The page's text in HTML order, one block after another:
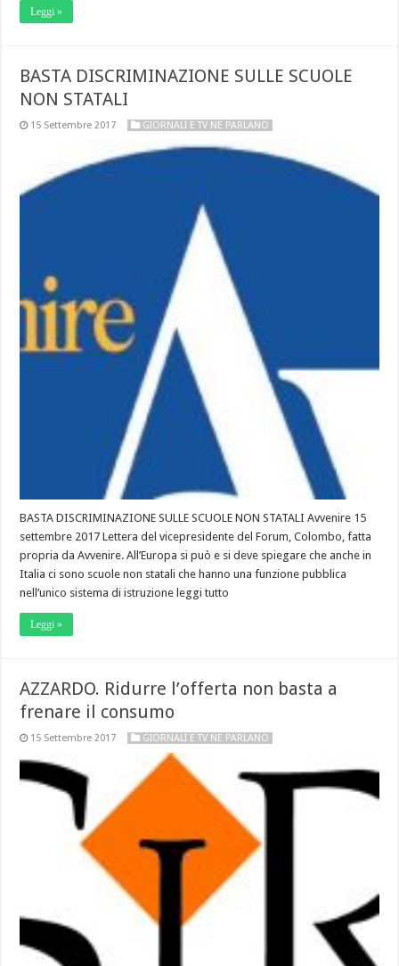
Leggi »
BASTA DISCRIMINAZIONE SULLE SCUOLE
NON STATALI
15 Settembre 2017 GIORNALI E TV NE PARLANO
BASTA DISCRIMINAZIONE SULLE SCUOLE NON STATALI Avvenire 15
settembre 2017 Lettera del vicepresidente del Forum, Colombo, fatta
propria da Avvenire. All’Europa si può e si deve spiegare che anche in
Italia ci sono scuole non statali che hanno una funzione pubblica
nell’unico sistema di istruzione leggi tutto
Leggi »
AZZARDO. Ridurre l’offerta non basta a
frenare il consumo
15 Settembre 2017 GIORNALI E TV NE PARLANO